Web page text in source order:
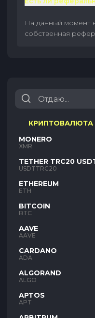
На данный момент
собственная
КРИПТОВАЛЮТА
MONERO
XMR
TETHER TRC20
USDTTRC20
ETHEREUM
ETH
BITCOIN
BTC
AAVE
AAVE
CARDANO
ADA
ALGORAND
ALGO
APTOS
APT